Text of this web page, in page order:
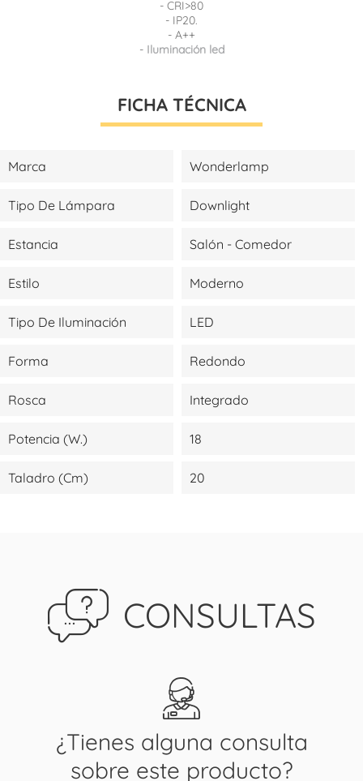
- CRI>80
- IP20.
- A++
-Iluminación led
FICHA TÉCNICA
Marca Wonderlamp
Tipo De Lámpara Downlight
Estancia Salón - Comedor
Estilo Moderno
Tipo De Iluminación LED
Forma Redondo
Rosca Integrado
Potencia (W.) 18
Taladro (cm) 20
CONSULTAS
¿Tienes alguna consulta
sobre este producto?